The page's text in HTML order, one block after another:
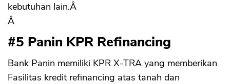
kebutuhan lain.Â
Â
#5 Panin KPR Refinancing
Bank Panin memiliki KPR X-TRA yang memberikan
Fasilitas kredit refinancing atas tanah dan